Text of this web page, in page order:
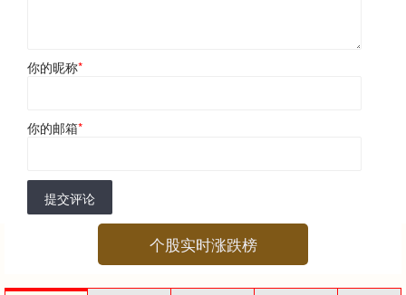
你的昵称*
你的邮箱*
提交评论
个股实时涨跌榜